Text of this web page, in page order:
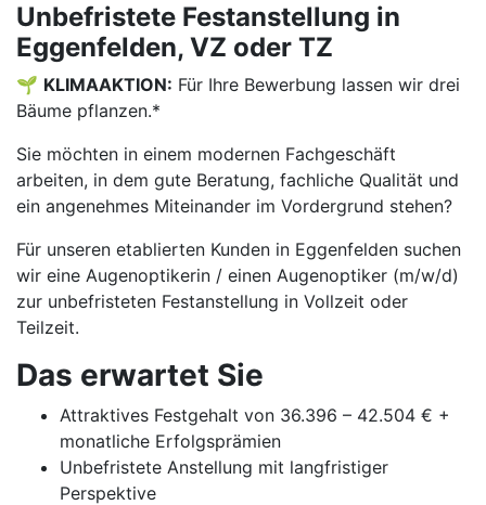
Unbefristete Festanstellung in
Eggenfelden, VZ oder TZ
🌱 KLIMAAKTION: Für Ihre Bewerbung lassen wir drei
Bäume pflanzen.*
Sie möchten in einem modernen Fachgeschäft
arbeiten, in dem gute Beratung, fachliche Qualität und
ein angenehmes Miteinander im Vordergrund stehen?
Für unseren etablierten Kunden in Eggenfelden suchen
wir eine Augenoptikerin / einen Augenoptiker (m/w/d)
zur unbefristeten Festanstellung in Vollzeit oder
Teilzeit.
Das erwartet Sie
Attraktives Festgehalt von 36.396 – 42.504 € +
monatliche Erfolgsprämien
Unbefristete Anstellung mit langfristiger
Perspektive